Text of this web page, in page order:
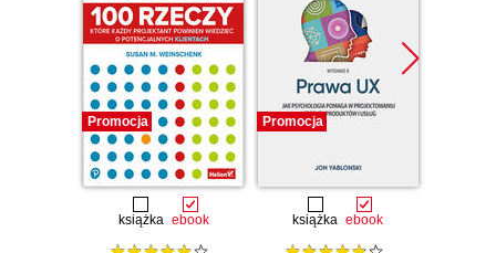
Promocja
książka ebook
Promocja
książka ebook